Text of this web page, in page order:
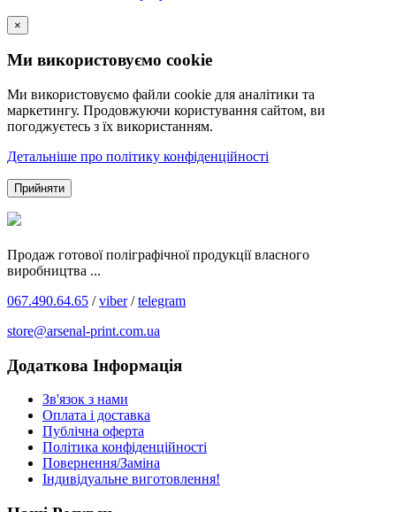
×
Ми використовуємо cookie
Ми використовуємо файли cookie для аналітики та
маркетингу. Продовжуючи користування сайтом, ви
погоджуєтесь з їх використанням.
Детальніше про політику конфіденційності
Прийняти
Продаж готової поліграфічної продукції власного
виробництва ...
067.490.64.65 /viber/telegram
store@arsenal-print.com.ua
Додаткова Інформація
Зв'язок з нами
Оплата і доставка
Публічна оферта
Політика конфіденційності
Повернення/Заміна
Індивідуальне виготовлення!